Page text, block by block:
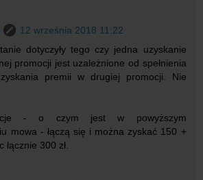
12 września 2018 11:22
dotyczyły tego czy jedna uzyskanie
promocji jest uzależnione od spełnienia
premii w drugiej promocji. Nie
- o czym jest w powyższym
mowa - łączą się i można zyskać 150 +
łącznie 300 zł.